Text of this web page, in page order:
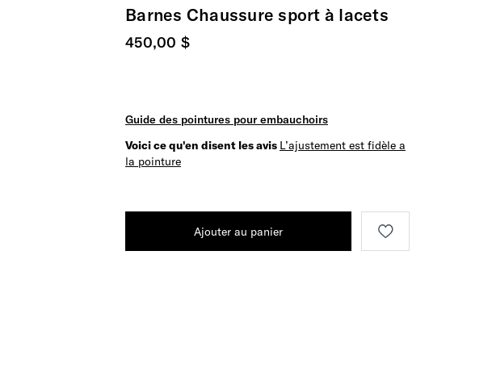
Barnes Chaussure sport à lacets
Prix actuel
450,00 $
Guide des pointures pour embauchoirs
Voici ce qu'en disent les avis L’ajustement est fidèle a
la pointure
Ajouter au panier